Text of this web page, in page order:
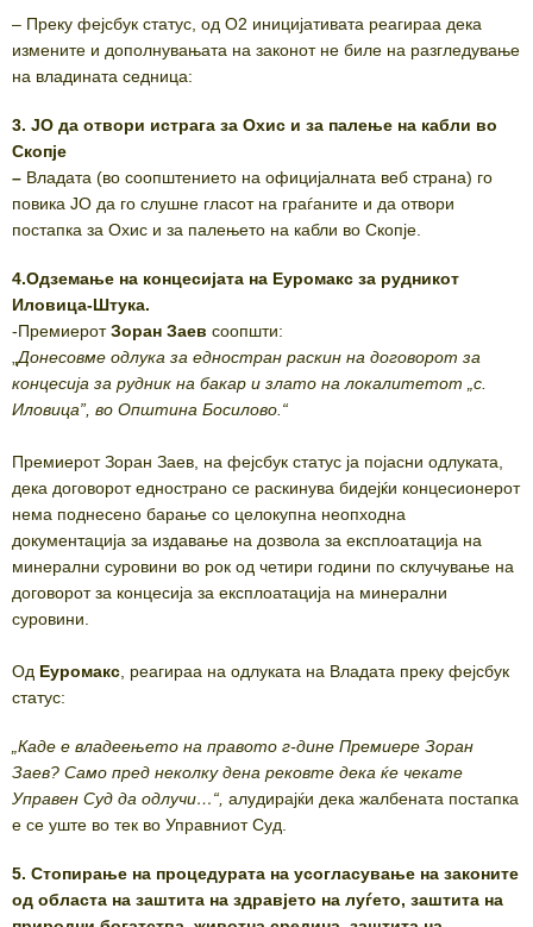
– Преку фејсбук статус, од О2 иницијативата реагираа дека
измените и дополнувањата на законот не биле на разгледување
на владината седница:
3. ЈО да отвори истрага за Охис и за палење на кабли во
Скопје
– Владата (во соопштението на официјалната веб страна) го
повика ЈО да го слушне гласот на граѓаните и да отвори
постапка за Охис и за палењето на кабли во Скопје.
4.Одземање на концесијата на Еуромакс за рудникот
Иловица-Штука.
-ПремиеротЗоран Заев соопшти:
Донесовме одлука за едностран раскин на договорот за
концесија за рудник на бакар и злато на локалитетот „с.
Иловица”, во Општина Босилово.“
Премиерот Зоран Заев, на фејсбук статус ја појасни одлуката,
дека договорот еднострано се раскинува бидејќи концесионерот
нема поднесено барање со целокупна неопходна
документација за издавање на дозвола за експлоатација на
минерални суровини во рок од четири години по склучување на
договорот за концесија за експлоатација на минерални
суровини.
Од Еуромакс , реагираа на одлуката на Владата преку фејсбук
статус:
„Каде е владеењето на правото г-дине Премиере Зоран
Заев? Само пред неколку дена рековте дека ќе чекате
Управен Суд да одлучи…“, алудирајќи дека жалбената постапка
е се уште во тек во Управниот Суд.
5. Стопирање на процедурата на усогласување на законите
од областа на заштита на здравјето на луѓето, заштита на